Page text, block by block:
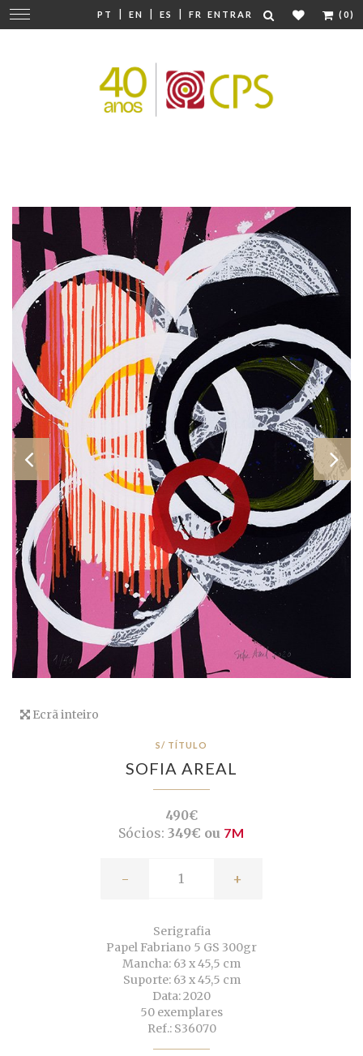
PT | EN | ES | FR ENTRAR (0)
Mudar
navegação
Ecrã inteiro
S/ TÍTULO
SOFIA AREAL
490€
Sócios: 349€ ou 7M
- +
Serigrafia
Papel Fabriano 5 GS 300gr
Mancha: 63 x 45,5 cm
Suporte: 63 x 45,5 cm
Data: 2020
50 exemplares
Ref.: S36070